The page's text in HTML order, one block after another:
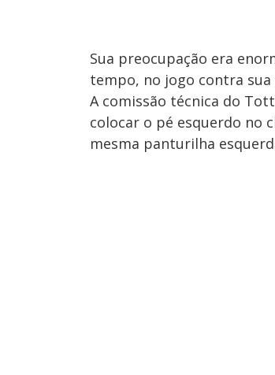
Sua preocupação era
tempo, no jogo contra sua
A comissão técnica do
colocar o pé esquerdo no
mesma panturilha